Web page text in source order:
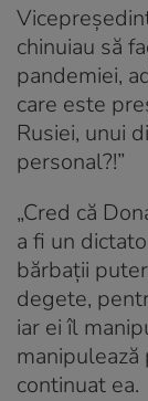
chinuiau să
pandemiei,
care este
Rusiei, unui
personal?!”
„Cred că
a fi un
bărbaţii
degete,
iar ei îl
manipulează
continuat ea.